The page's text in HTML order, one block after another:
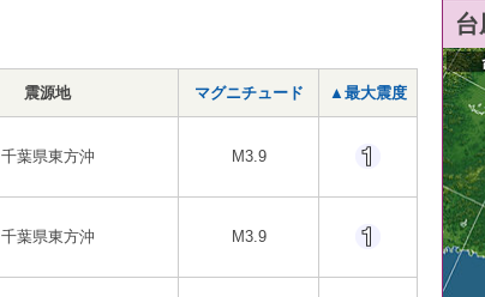
震源地 マグニチュード ▲最大震度
千葉県東方沖 M3.9
千葉県東方沖 M3.9